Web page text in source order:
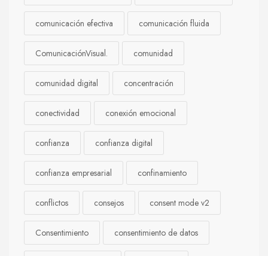
comunicación efectiva comunicación fluida
ComunicaciónVisual. comunidad
comunidad digital concentración
conectividad conexión emocional
confianza confianza digital
confianza empresarial confinamiento
conflictos consejos consent mode v2
Consentimiento consentimiento de datos